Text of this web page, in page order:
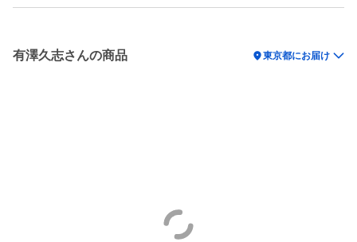
有澤久志さんの商品 location_on東京都にお届け